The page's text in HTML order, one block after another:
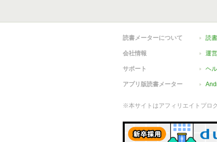
読書メーターについて 読
会社情報 運
サポート ヘ
アプリ版読書メーター
※本サイトはアフィリエイトプロ